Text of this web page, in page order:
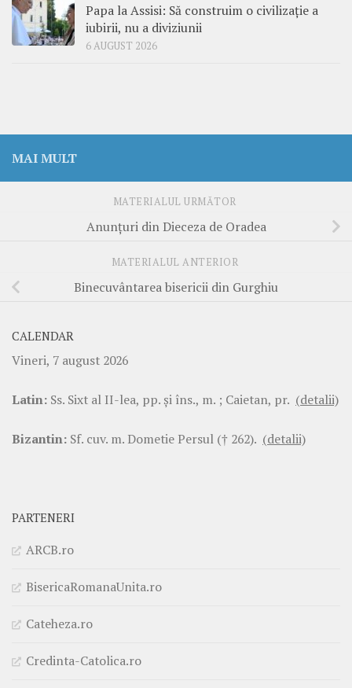
Papa la Assisi: Să construim o civilizație a
iubirii, nu a diviziunii
6 AUGUST 2026
MAI MULT
MATERIALUL URMĂTOR
Anunțuri din Dieceza de Oradea
MATERIALUL ANTERIOR
Binecuvântarea bisericii din Gurghiu
CALENDAR
Vineri, 7 august 2026
Latin: Ss. Sixt al II-lea, pp. şi îns., m. ; Caietan, pr. (detalii)
Bizantin: Sf. cuv. m. Dometie Persul († 262). (detalii)
PARTENERI
ARCB.ro
BisericaRomanaUnita.ro
Cateheza.ro
Credinta-Catolica.ro